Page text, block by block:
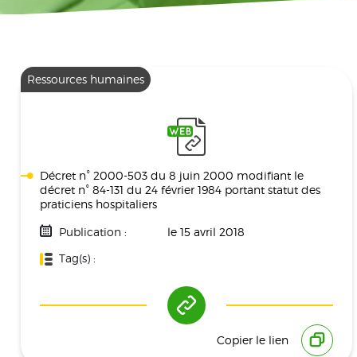
Ressources humaines
Décret n° 2000-503 du 8 juin 2000 modifiant le
décret n° 84-131 du 24 février 1984 portant statut des
praticiens hospitaliers
Publication :
le 15 avril 2018
Tag(s) :
Copier le lien